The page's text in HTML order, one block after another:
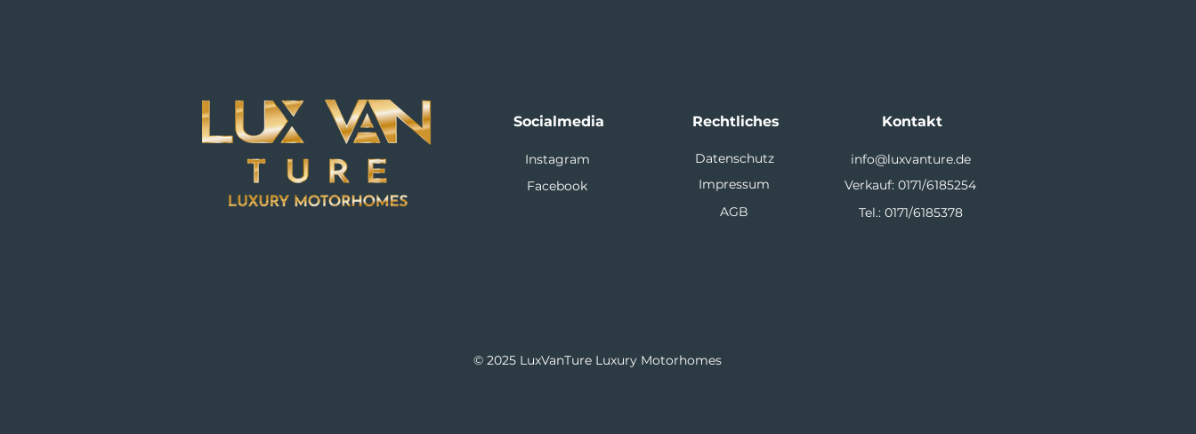
Socialmedia
Instagram
Facebook
Rechtliches
Datenschutz
Impressum
AGB
Kontakt
info@luxvanture.de
Tel.: 0171/6185378
Verkauf: 0171/6185254
© 2025 LuxVanTure Luxury Motorhomes